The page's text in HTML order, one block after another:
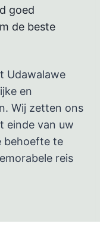
goed
de beste
Udawalawe
en
Wij zetten ons
einde van uw
behoefte te
reis